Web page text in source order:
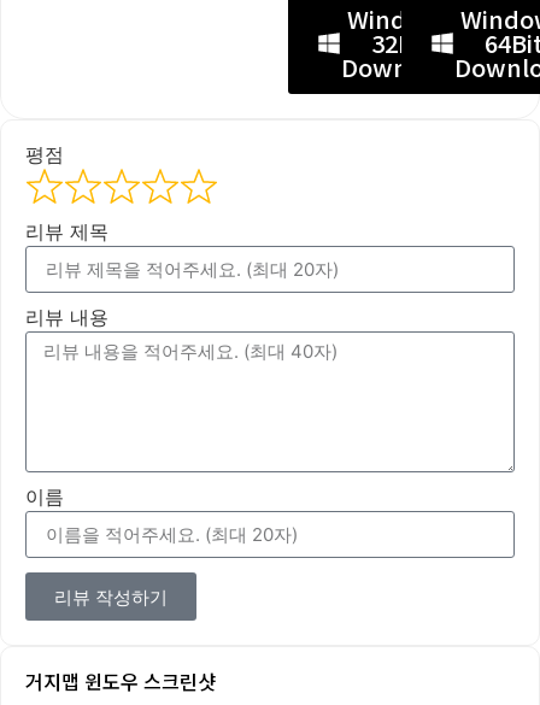
Windows
32Bit
Download
평점
리뷰 제목
리뷰 내용
이름
리뷰 작성하기
거지맵 윈도우 스크린샷